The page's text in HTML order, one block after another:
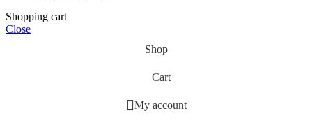
Shopping cart
Close
Shop
Cart
My account